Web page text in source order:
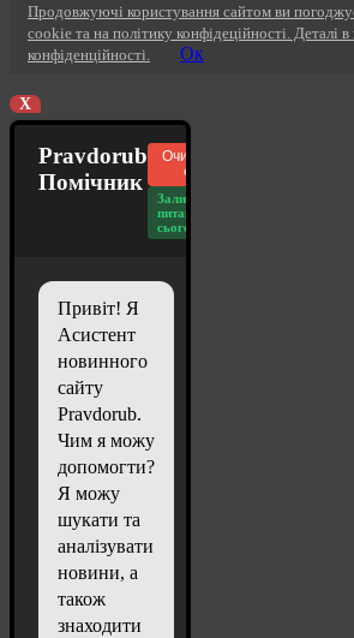
Продовжуючі користування сайтом ви
cookie та на політику конфідеційності. Деталі в
конфіденційності.
Ок
X
Pravdorub
Помічник
Очистити
чат
Залишилось
питань
сьогодні: 20
Привіт! Я
Асистент
новинного
сайту
Pravdorub.
Чим я можу
допомогти?
Я можу
шукати та
аналізувати
новини, а
також
знаходити